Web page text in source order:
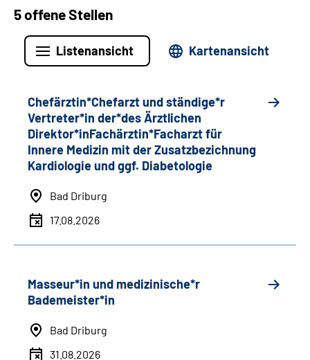
5 offene Stellen
Listenansicht Kartenansicht
Chefärztin*Chefarzt und ständige*r
Vertreter*in der*des Ärztlichen
Direktor*inFachärztin*Facharzt für
Innere Medizin mit der Zusatzbezichnung
Kardiologie und ggf. Diabetologie
Bad Driburg
17.08.2026
Masseur*in und medizinische*r
Bademeister*in
Bad Driburg
31.08.2026